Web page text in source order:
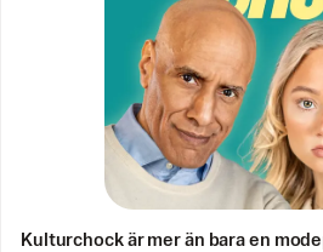
Kulturchock är mer än bara en